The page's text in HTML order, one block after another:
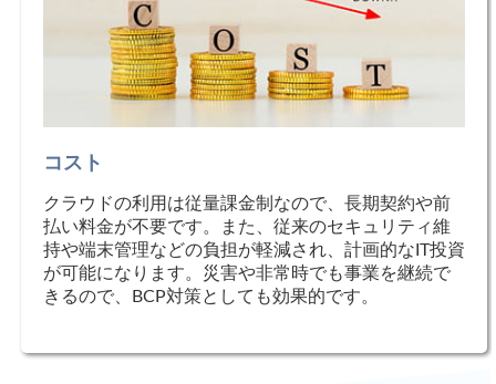
コスト
クラウドの利用は従量課金制なので、長期契約や前
払い料金が不要です。また、従来のセキュリティ維
持や端末管理などの負担が軽減され、計画的なIT投資
が可能になります。災害や非常時でも事業を継続で
きるので、BCP対策としても効果的です。